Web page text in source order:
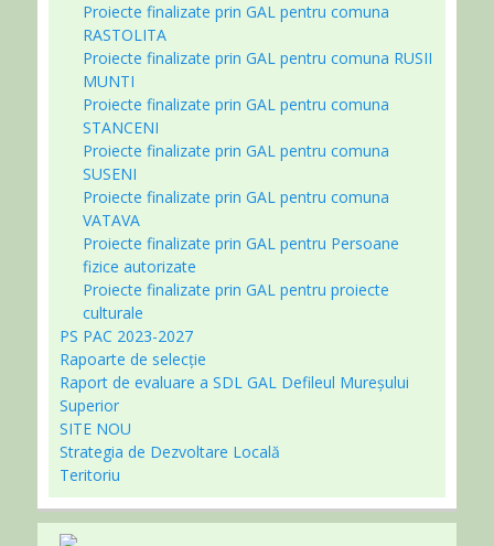
Proiecte finalizate prin GAL pentru comuna
RASTOLITA
Proiecte finalizate prin GAL pentru comuna RUSII
MUNTI
Proiecte finalizate prin GAL pentru comuna
STANCENI
Proiecte finalizate prin GAL pentru comuna
SUSENI
Proiecte finalizate prin GAL pentru comuna
VATAVA
Proiecte finalizate prin GAL pentru Persoane
fizice autorizate
Proiecte finalizate prin GAL pentru proiecte
culturale
PS PAC 2023-2027
Rapoarte de selecție
Raport de evaluare a SDL GAL Defileul Mureșului
Superior
SITE NOU
Strategia de Dezvoltare Locală
Teritoriu